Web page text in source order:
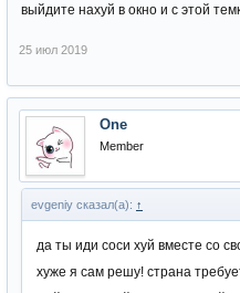
выйдите нахуй в окно и с этой
25 июл 2019
One
Member
evgeniy сказал(а): ↑
да ты иди соси хуй вместе со
хуже я сам решу! страна